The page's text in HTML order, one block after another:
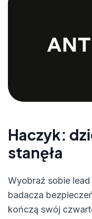
Haczyk:
stanęła
Wyobraź sobie
badacza
kończą swój